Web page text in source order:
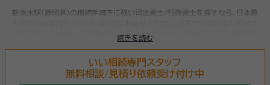
続きを読む
新清水駅(静岡県)の相続手続きに強い司法書士/行政書士を探すなら、日本最
続きに強い司法書士/行政書士をお探しいただけます。
（相続財産が基礎控除額を超えていた場合）など多岐に渡るため、相続手続き
まずは相談しましょう。
いい相続専門スタッフ
無料相談/見積り依頼受け付け中